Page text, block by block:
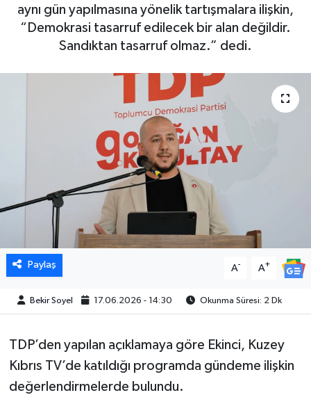
aynı gün yapılmasına yönelik tartışmalara ilişkin,
“Demokrasi tasarruf edilecek bir alan değildir.
Sandıktan tasarruf olmaz.” dedi.
Paylaş A- A+
Bekir Soyel 17.06.2026 - 14:30 Okunma Süresi: 2 Dk
TDP’den yapılan açıklamaya göre Ekinci, Kuzey
Kıbrıs TV’de katıldığı programda gündeme ilişkin
değerlendirmelerde bulundu.